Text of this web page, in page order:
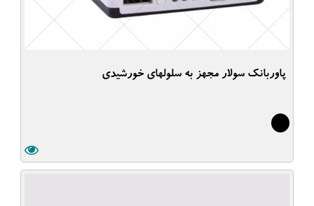
پاوربانک سولار مجهز به سلولهای خورشیدی